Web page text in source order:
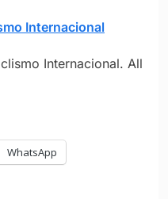
Internacional
Internacional. All
WhatsApp